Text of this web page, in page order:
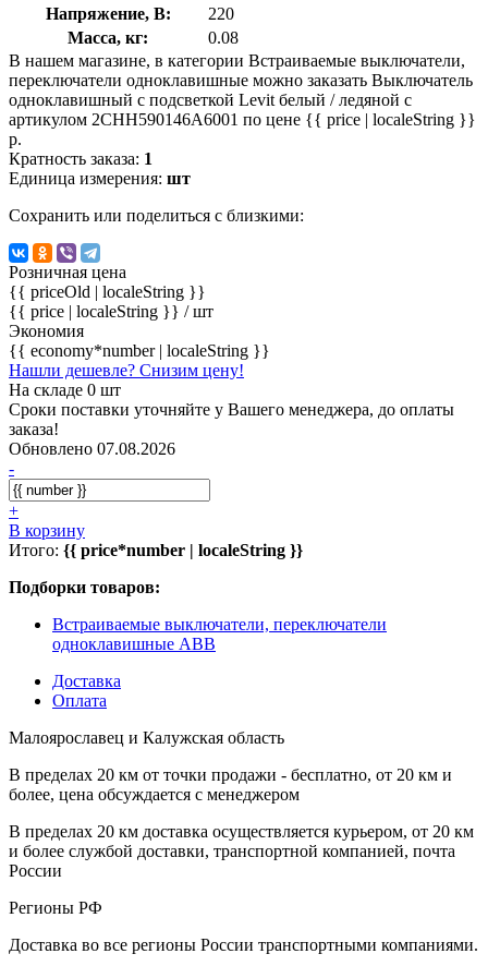
Напряжение, В:
220
Масса, кг:
0.08
В нашем магазине, в категории Встраиваемые выключатели,
переключатели одноклавишные можно заказать Выключатель
одноклавишный с подсветкой Levit белый / ледяной с
артикулом 2CHH590146A6001 по цене {{ price | localeString }}
р.
Кратность заказа: 1
Единица измерения: шт
Сохранить или поделиться с близкими:
Розничная цена
{{ priceOld | localeString }}
{{ price | localeString }} / шт
Экономия
{{ economy*number | localeString }}
Нашли дешевле? Снизим цену!
На складе 0 шт
Сроки поставки уточняйте у Вашего менеджера, до оплаты
заказа!
Обновлено 07.08.2026
-
+
В корзину
Итого: {{ price*number | localeString }}
Подборки товаров:
Встраиваемые выключатели, переключатели
одноклавишные ABB
Доставка
Оплата
Малоярославец и Калужская область
В пределах 20 км от точки продажи - бесплатно, от 20 км и
более, цена обсуждается с менеджером
В пределах 20 км доставка осуществляется курьером, от 20 км
и более службой доставки, транспортной компанией, почта
России
Регионы РФ
Доставка во все регионы России транспортными компаниями.